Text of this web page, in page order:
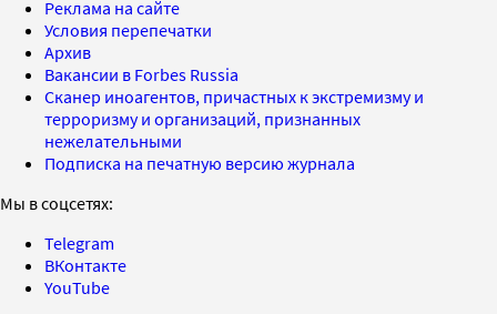
Реклама на сайте
Условия перепечатки
Архив
Вакансии в Forbes Russia
Сканер иноагентов, причастных к экстремизму и
терроризму и организаций, признанных
нежелательными
Подписка на печатную версию журнала
Мы в соцсетях:
Telegram
ВКонтакте
YouTube